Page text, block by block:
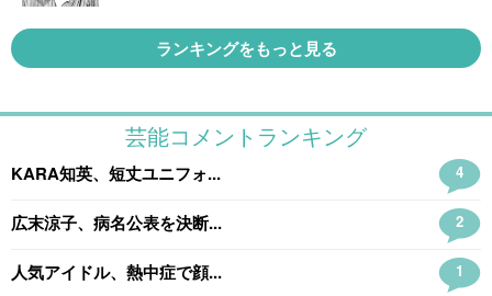
ランキングをもっと見る